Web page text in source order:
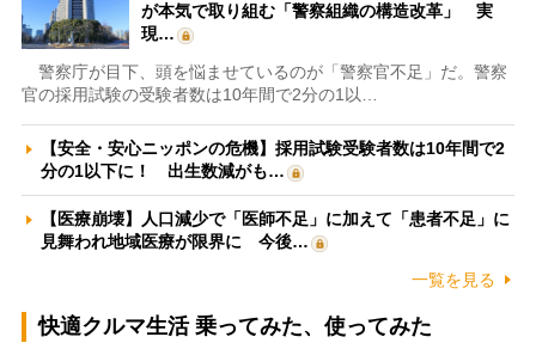
が本気で取り組む「警察組織の構造改革」 実
現…
警察庁が目下、頭を悩ませているのが「警察官不足」だ。警察
官の採用試験の受験者数は10年間で2分の1以…
【安全・安心ニッポンの危機】採用試験受験者数は10年間で2
分の1以下に！ 出生数減がも…
【医療崩壊】人口減少で「医師不足」に加えて「患者不足」に
見舞われ地域医療が限界に 今後…
一覧を見る
快適クルマ生活 乗ってみた、使ってみた